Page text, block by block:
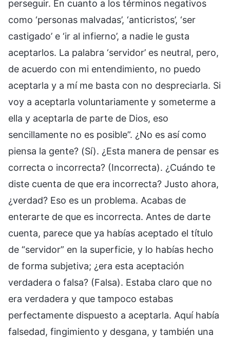
perseguir. En cuanto a los términos negativos
como ‘personas malvadas’, ‘anticristos’, ‘ser
castigado’ e ‘ir al infierno’, a nadie le gusta
aceptarlos. La palabra ‘servidor’ es neutral, pero,
de acuerdo con mi entendimiento, no puedo
aceptarla y a mí me basta con no despreciarla. Si
voy a aceptarla voluntariamente y someterme a
ella y aceptarla de parte de Dios, eso
sencillamente no es posible”. ¿No es así como
piensa la gente? (Sí). ¿Esta manera de pensar es
correcta o incorrecta? (Incorrecta). ¿Cuándo te
diste cuenta de que era incorrecta? Justo ahora,
¿verdad? Eso es un problema. Acabas de
enterarte de que es incorrecta. Antes de darte
cuenta, parece que ya habías aceptado el título
de “servidor” en la superficie, y lo habías hecho
de forma subjetiva; ¿era esta aceptación
verdadera o falsa? (Falsa). Estaba claro que no
era verdadera y que tampoco estabas
perfectamente dispuesto a aceptarla. Aquí había
falsedad, fingimiento y desgana, y también una